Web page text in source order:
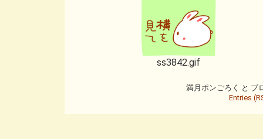
ss3842.gif
満月ポンごろく と ブ
Entries